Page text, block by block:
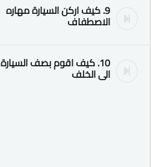
9. كيف اركن السيارة مهاره
الاصطفاف
10. كيف اقوم بصف السيارة
الى الخلف